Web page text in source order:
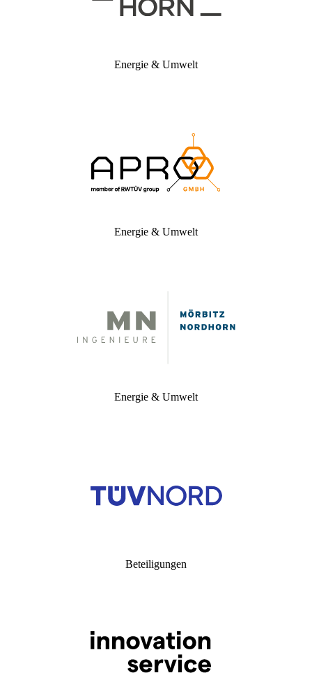
Energie & Umwelt
Energie & Umwelt
Energie & Umwelt
Beteiligungen